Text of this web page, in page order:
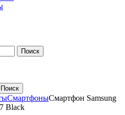
Поиск
Поиск
СмартфоныСмартфон Samsung
Black